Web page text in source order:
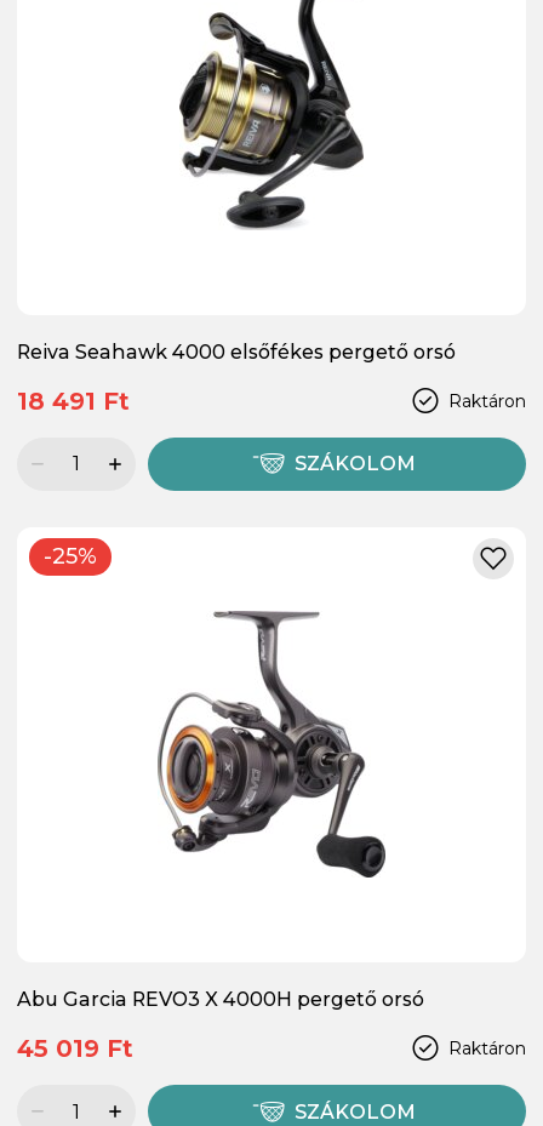
Reiva Seahawk 4000 elsőfékes pergető orsó
Raktáron
18 491 Ft
SZÁKOLOM
-25%
Abu Garcia REVO3 X 4000H pergető orsó
Raktáron
45 019 Ft
SZÁKOLOM